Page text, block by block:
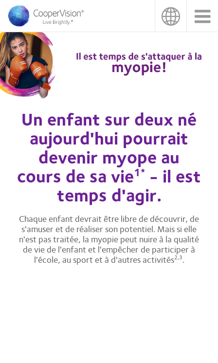
contenu
principal
Un enfant sur deux né
aujourd'hui pourrait
devenir myope au
cours de sa vie1* - il est
temps d'agir.
Chaque enfant devrait être libre de découvrir, de
s'amuser et de réaliser son potentiel. Mais si elle
n'est pas traitée, la myopie peut nuire à la qualité
de vie de l'enfant et l'empêcher de participer à
l'école, au sport et à d'autres activités2,3.